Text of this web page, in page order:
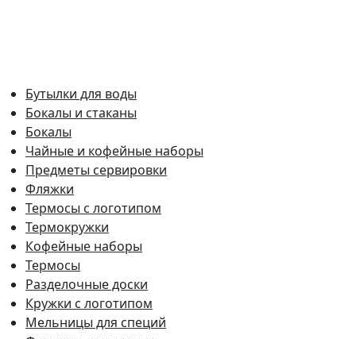
Бутылки для воды
Бокалы и стаканы
Бокалы
Чайные и кофейные наборы
Предметы сервировки
Фляжки
Термосы с логотипом
Термокружки
Кофейные наборы
Термосы
Разделочные доски
Кружки с логотипом
Мельницы для специй